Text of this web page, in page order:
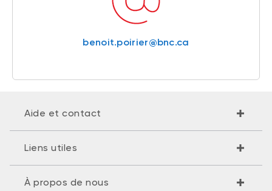
benoit.poirier@bnc.ca
Aide et contact
Liens utiles
À propos de nous